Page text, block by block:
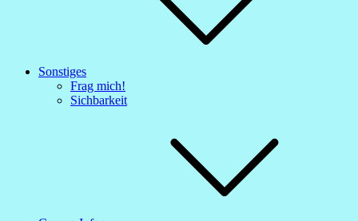
Sonstiges
Frag mich!
Sichbarkeit